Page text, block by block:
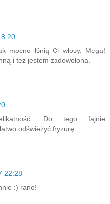
mocno lśnią Ci włosy. Mega!
i też jestem zadowolona.
Do tego fajnie
odświeżyć fryzurę.
22:28
:) rano!